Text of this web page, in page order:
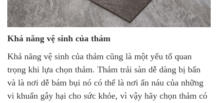
Khả năng vệ sinh của thảm
Khả năng vệ sinh của thảm cũng là một yếu tố quan
trọng khi lựa chọn thảm. Thảm trải sàn dễ dàng bị bẩn
và là nơi dễ bám bụi nó có thể là nơi ẩn náu của những
vi khuẩn gây hại cho sức khỏe, vì vậy hãy chọn thảm có